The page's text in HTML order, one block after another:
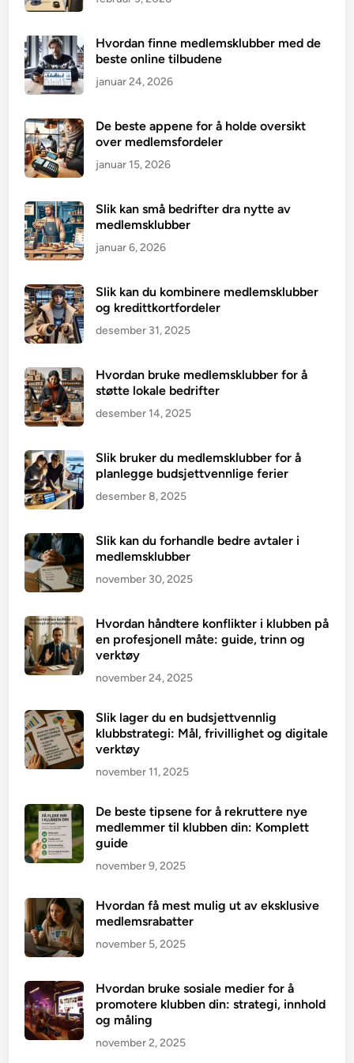
Hvordan finne medlemsklubber med de
beste online tilbudene
januar 24, 2026
De beste appene for å holde oversikt
over medlemsfordeler
januar 15, 2026
Slik kan små bedrifter dra nytte av
medlemsklubber
januar 6, 2026
Slik kan du kombinere medlemsklubber
og kredittkortfordeler
desember 31, 2025
Hvordan bruke medlemsklubber for å
støtte lokale bedrifter
desember 14, 2025
Slik bruker du medlemsklubber for å
planlegge budsjettvennlige ferier
desember 8, 2025
Slik kan du forhandle bedre avtaler i
medlemsklubber
november 30, 2025
Hvordan håndtere konflikter i klubben på
en profesjonell måte: guide, trinn og
verktøy
november 24, 2025
Slik lager du en budsjettvennlig
klubbstrategi: Mål, frivillighet og digitale
verktøy
november 11, 2025
De beste tipsene for å rekruttere nye
medlemmer til klubben din: Komplett
guide
november 9, 2025
Hvordan få mest mulig ut av eksklusive
medlemsrabatter
november 5, 2025
Hvordan bruke sosiale medier for å
promotere klubben din: strategi, innhold
og måling
november 2, 2025